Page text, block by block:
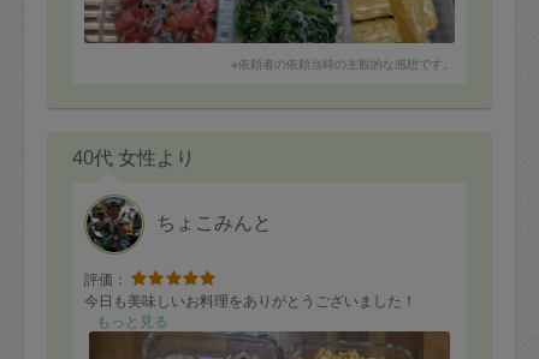
※依頼者の依頼当時の主観的な感想です。
40代 女性より
ちょこみんと
評価：
今日も美味しいお料理をありがとうございました！
もっと見る